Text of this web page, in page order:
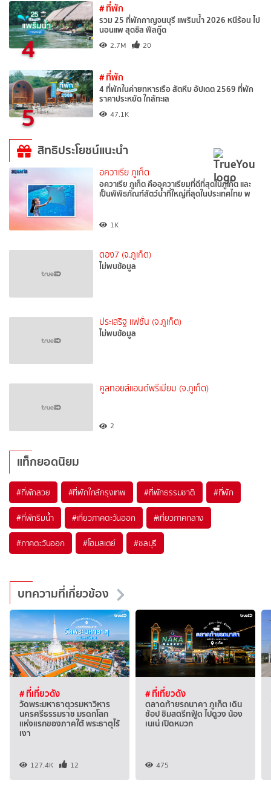
4
# ที่พัก
รวม 25 ที่พักกาญจนบุรี แพริมน้ำ 2026 หนีร้อน ไป
นอนแพ สุดชิล ฟีลกู๊ด
2.7M 20
5
# ที่พัก
4 ที่พักในค่ายทหารเรือ สัตหีบ อัปเดต 2569 ที่พัก
ราคาประหยัด ใกล้ทะเล
47.1K
สิทธิประโยชน์แนะนำ
อควาเรีย ภูเก็ต
อควาเรีย ภูเก็ต คืออควาเรียมที่ดีที่สุดในภูเก็ต และ
เป็นพิพิธภัณฑ์สัตว์น้ำที่ใหญ่ที่สุดในประเทศไทย พ
1K
ตอง7 (จ.ภูเก็ต)
ไม่พบข้อมูล
ประเสริฐ แฟชั่น (จ.ภูเก็ต)
ไม่พบข้อมูล
คูลทอยส์แอนด์พรีเมียม (จ.ภูเก็ต)
2
แท็กยอดนิยม
#ที่พักสวย #ที่พักใกล้กรุงเทพ #ที่พักธรรมชาติ #ที่พัก
#ที่พักริมน้ำ #เที่ยวภาคตะวันออก #เที่ยวภาคกลาง
#ภาคตะวันออก #โฮมสเตย์ #ชลบุรี
บทความที่เกี่ยวข้อง
# ที่เที่ยวดัง
วัดพระมหาธาตุวรมหาวิหาร
นครศรีธรรมราช มรดกโลก
แห่งแรกของภาคใต้ พระธาตุไร้
เงา
127.4K 12
# ที่เที่ยวดัง
ตลาดท้ายรถนาคา ภูเก็ต เดิน
ช้อป ชิมสตรีทฟู้ด ไปดูวง น้อง
เนเน่ เปิดหมวก
475